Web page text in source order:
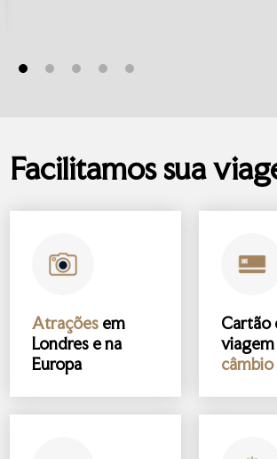
Facilitamos sua
Atrações em
Londres e na
Europa
Cartão